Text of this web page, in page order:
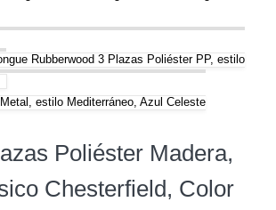
Rubberwood 3 Plazas Poliéster PP, estilo
estilo Mediterráneo, Azul Celeste
Poliéster Madera,
Chesterfield, Color